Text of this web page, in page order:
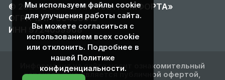
Мы используем файлы cookie
для улучшения работы сайта.
Вы можете согласиться с
использованием всех cookie
или отклонить. Подробнее в
нашей Политике
конфиденциальности.
© 2026 ООО «ПРАКТИКА КОМФОРТА»
ОГРН 1217700488015
ИНН 9724059968
Информация на сайте носит ознакомительный
характер и не является публичной офертой,